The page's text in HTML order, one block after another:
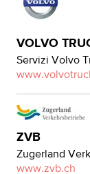
VOLVO
Servizi Volvo
ZVB
Zugerland
www.zvb.ch